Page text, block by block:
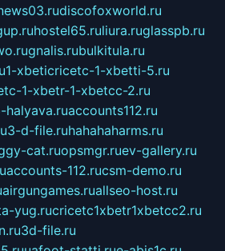
discofoxworld.ru
hostel65.ruliura.ruglasspb.ru
gnalis.rubulkitula.ru
1-xbeticricetc-1-xbetti-5.ru
1-xbetr-1-xbetcc-2.ru
halyava.ruaccounts112.ru
3-d-file.ruhahahaharms.ru
cat.ruopsmgr.ruev-gallery.ru
accounts-112.rucsm-demo.ru
airgungames.ruallseo-host.ru
yug.rucricetc1xbetr1xbetcc2.ru
3d-file.ru